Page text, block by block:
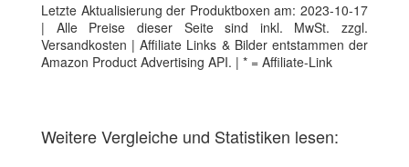
Letzte Aktualisierung der Produktboxen am: 2023-10-17
| Alle Preise dieser Seite sind inkl. MwSt. zzgl.
Versandkosten | Affiliate Links & Bilder entstammen der
Amazon Product Advertising API. | * = Affiliate-Link
Weitere Vergleiche und Statistiken lesen: